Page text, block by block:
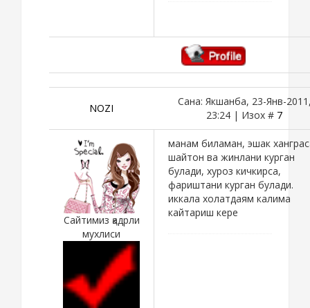
NOZI
Сана: Якшанба, 23-Янв-
23:24 | Изох # 7
Сайтимиз қадрли
мухлиси
манам биламан, эшак
шайтон ва жинлани курган
булади, хуроз кичкирса,
фариштани курган булади.
иккала холатдаям калима
кайтариш кере